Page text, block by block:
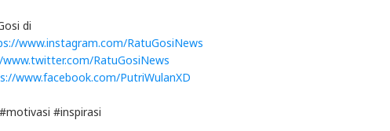
di
www.instagram.com/RatuGosiNews
RatuGosiNews
www.facebook.com/PutriWulanXD
#inspirasi